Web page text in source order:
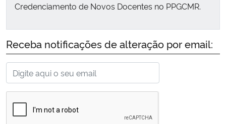
Credenciamento de Novos Docentes no PPGCMR.
Receba notificações de alteração por email: